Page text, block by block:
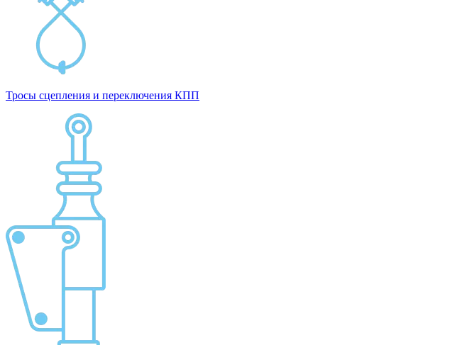
Тросы сцепления и переключения КПП